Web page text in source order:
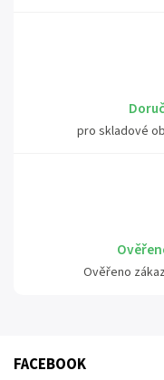
pro skladové
Ověřeno
FACEBOOK